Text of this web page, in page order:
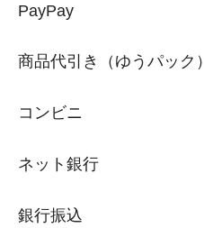
PayPay
商品代引き（ゆうパック）
コンビニ
ネット銀行
銀行振込